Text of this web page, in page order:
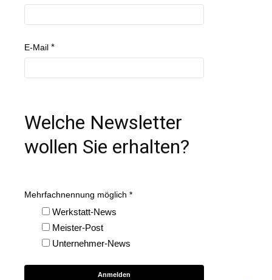
E-Mail
Welche Newsletter
wollen Sie erhalten?
Mehrfachnennung möglich
Werkstatt-News
Meister-Post
Unternehmer-News
Anmelden